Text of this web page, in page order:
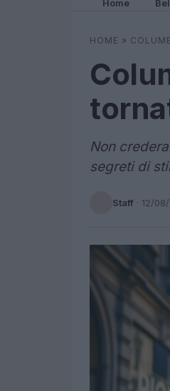
Home
HOME »
Non
segreti di
Staff · 12/